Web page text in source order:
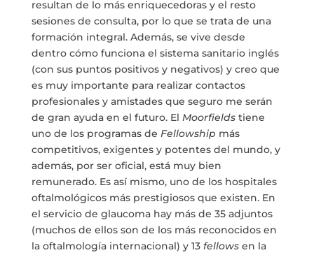
resultan de lo más enriquecedoras y el resto
sesiones de consulta, por lo que se trata de una
formación integral. Además, se vive desde
dentro cómo funciona el sistema sanitario inglés
(con sus puntos positivos y negativos) y creo que
es muy importante para realizar contactos
profesionales y amistades que seguro me serán
de gran ayuda en el futuro. El Moorfieldstiene
uno de los programas de Fellowship más
competitivos, exigentes y potentes del mundo, y
además, por ser oficial, está muy bien
remunerado. Es así mismo, uno de los hospitales
oftalmológicos más prestigiosos que existen. En
el servicio de glaucoma hay más de 35 adjuntos
(muchos de ellos son de los más reconocidos en
la oftalmología internacional) y 13 fellowsen la